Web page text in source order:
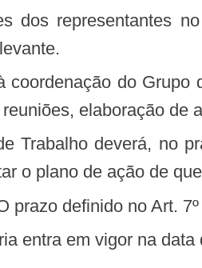
elaboração de
o plano de ação de
prazo definido no Art.
entra em vigor na